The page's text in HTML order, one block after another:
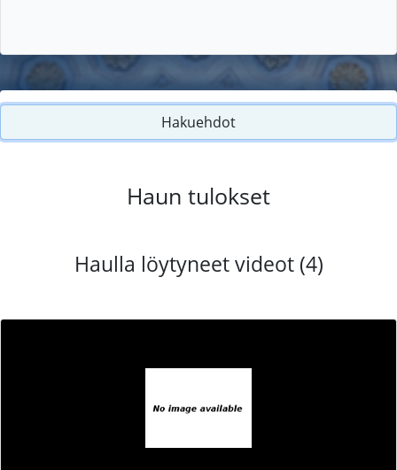
Hakuehdot
Haun tulokset
Haulla löytyneet videot (4)